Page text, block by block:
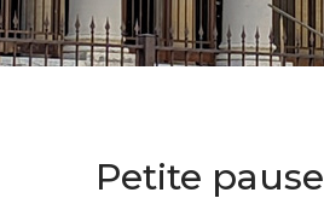
Petite pause